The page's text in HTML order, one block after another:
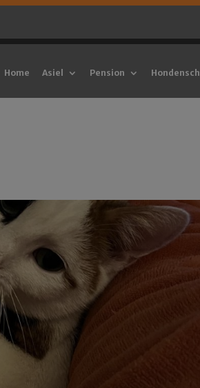
Home Asiel Pension